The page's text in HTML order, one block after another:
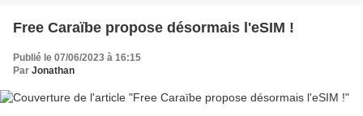
Free Caraïbe propose désormais l'eSIM !
Publié le 07/06/2023 à 16:15
Par Jonathan